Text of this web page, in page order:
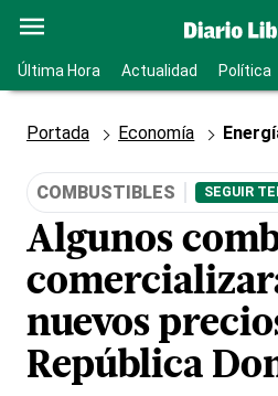
Última Hora Actualidad Política
Portada Economía
COMBUSTIBLES SEGUIR
Algunos
nuevos
República